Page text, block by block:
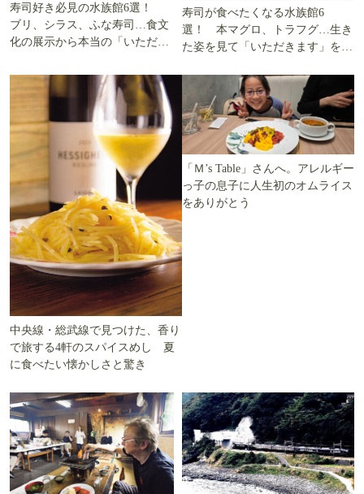
寿司好き必見の水族館6選！
ブリ、シラス、ふな寿司…食文
化の展示から本当の「いただき
寿司が食べたくなる水族館6
選！ 本マグロ、トラフグ…生き
た姿を見て「いただきます」を考
中央線・総武線で見つけた、香り
で旅する4軒のスパイスめし 夏
に食べたい懐かしさと驚き
「Ｍ’s Table」さんへ。アレルギー
っ子の息子に人生初のオムライス
をありがとう